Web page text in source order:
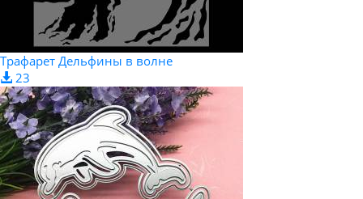
Трафарет Дельфины в волне
23